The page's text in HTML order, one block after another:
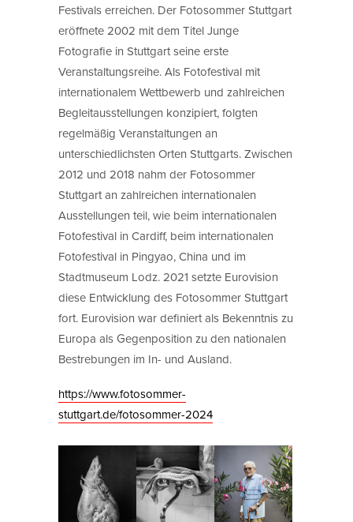
Festivals erreichen. Der Fotosommer Stuttgart
eröffnete 2002 mit dem Titel Junge
Fotografie in Stuttgart seine erste
Veranstaltungsreihe. Als Fotofestival mit
internationalem Wettbewerb und zahlreichen
Begleitausstellungen konzipiert, folgten
regelmäßig Veranstaltungen an
unterschiedlichsten Orten Stuttgarts. Zwischen
2012 und 2018 nahm der Fotosommer
Stuttgart an zahlreichen internationalen
Ausstellungen teil, wie beim internationalen
Fotofestival in Cardiff, beim internationalen
Fotofestival in Pingyao, China und im
Stadtmuseum Lodz. 2021 setzte Eurovision
diese Entwicklung des Fotosommer Stuttgart
fort. Eurovision war definiert als Bekenntnis zu
Europa als Gegenposition zu den nationalen
Bestrebungen im In- und Ausland.
https://www.fotosommer-
stuttgart.de/fotosommer-2024